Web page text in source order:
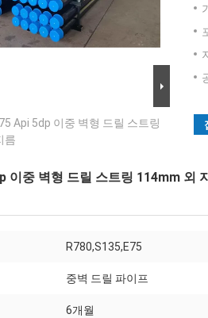
Api 5dp 이중 벽형 드릴 스트링
름
이중 벽형 드릴 스트링 114mm 외
R780,S135,E75
중벽 드릴 파이프
6개월